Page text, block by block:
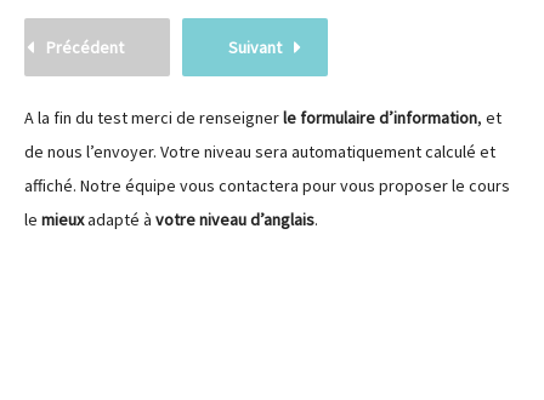
Précédent Suivant
A la fin du test merci de renseignerle formulaire d’information, et
de nous l’envoyer. Votre niveau sera automatiquement calculé et
affiché. Notre équipe vous contactera pour vous proposer le cours
le mieuxadapté à votre niveau d’anglais.